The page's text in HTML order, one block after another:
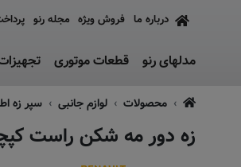
درباره ما فروش ویژه مجله رنو
مدلهای رنو قطعات موتوری
محصولات لوازم جانبی سپر زه
زه دور مه شکن راست